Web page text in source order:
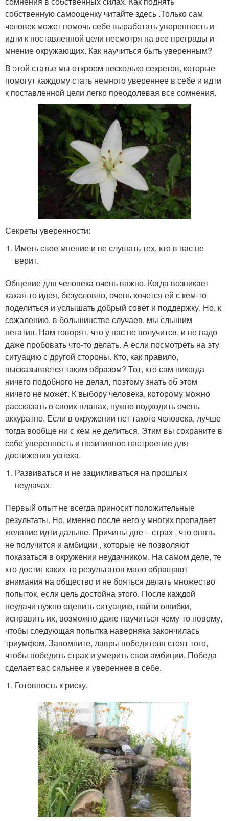
собственную самооценку читайте здесь .Только сам
человек может помочь себе выработать уверенность и
идти к поставленной цели несмотря на все преграды и
мнение окружающих. Как научиться быть уверенным?
В этой статье мы откроем несколько секретов, которые
помогут каждому стать немного увереннее в себе и идти
к поставленной цели легко преодолевая все сомнения.
Секреты уверенности:
Иметь свое мнение и не слушать тех, кто в вас не
верит.
Общение для человека очень важно. Когда возникает
какая-то идея, безусловно, очень хочется ей с кем-то
поделиться и услышать добрый совет и поддержку. Но, к
сожалению, в большинстве случаев, мы слышим
негатив. Нам говорят, что у нас не получится, и не надо
даже пробовать что-то делать. А если посмотреть на эту
ситуацию с другой стороны. Кто, как правило,
высказывается таким образом? Тот, кто сам никогда
ничего подобного не делал, поэтому знать об этом
ничего не может. К выбору человека, которому можно
рассказать о своих планах, нужно подходить очень
аккуратно. Если в окружении нет такого человека, лучше
тогда вообще ни с кем не делиться. Этим вы сохраните в
себе уверенность и позитивное настроение для
достижения успеха.
Развиваться и не зацикливаться на прошлых
неудачах.
Первый опыт не всегда приносит положительные
результаты. Но, именно после него у многих пропадает
желание идти дальше. Причины две – страх , что опять
не получится и амбиции , которые не позволяют
показаться в окружении неудачником. На самом деле, те
кто достиг каких-то результатов мало обращают
внимания на общество и не бояться делать множество
попыток, если цель достойна этого. После каждой
неудачи нужно оценить ситуацию, найти ошибки,
исправить их, возможно даже научиться чему-то новому,
чтобы следующая попытка наверняка закончилась
триумфом. Запомните, лавры победителя стоят того,
чтобы победить страх и умерить свои амбиции. Победа
сделает вас сильнее и увереннее в себе.
Готовность к риску.